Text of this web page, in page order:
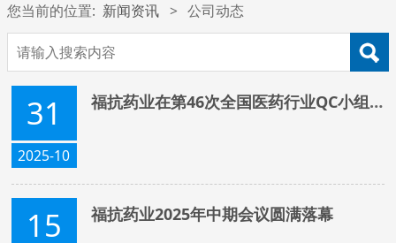
您当前的位置: 新闻资讯 > 公司动态
31
2025-10
福抗药业在第46次全国医药行业QC小组成果发表交流会取得佳绩
15 福抗药业2025年中期会议圆满落幕